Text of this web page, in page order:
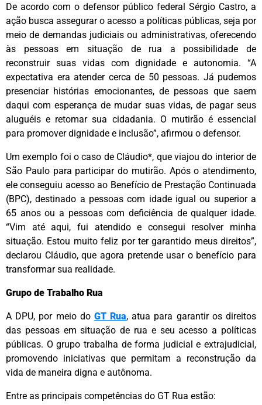
De acordo com o defensor público federal Sérgio Castro, a
ação busca assegurar o acesso a políticas públicas, seja por
meio de demandas judiciais ou administrativas, oferecendo
às pessoas em situação de rua a possibilidade de
reconstruir suas vidas com dignidade e autonomia. “A
expectativa era atender cerca de 50 pessoas. Já pudemos
presenciar histórias emocionantes, de pessoas que saem
daqui com esperança de mudar suas vidas, de pagar seus
aluguéis e retomar sua cidadania. O mutirão é essencial
para promover dignidade e inclusão”, afirmou o defensor.
Um exemplo foi o caso de Cláudio*, que viajou do interior de
São Paulo para participar do mutirão. Após o atendimento,
ele conseguiu acesso ao Benefício de Prestação Continuada
(BPC), destinado a pessoas com idade igual ou superior a
65 anos ou a pessoas com deficiência de qualquer idade.
“Vim até aqui, fui atendido e consegui resolver minha
situação. Estou muito feliz por ter garantido meus direitos”,
declarou Cláudio, que agora pretende usar o benefício para
transformar sua realidade.
Grupo de Trabalho Rua
A DPU, por meio do GT Rua, atua para garantir os direitos
das pessoas em situação de rua e seu acesso a políticas
públicas. O grupo trabalha de forma judicial e extrajudicial,
promovendo iniciativas que permitam a reconstrução da
vida de maneira digna e autônoma.
Entre as principais competências do GT Rua estão: